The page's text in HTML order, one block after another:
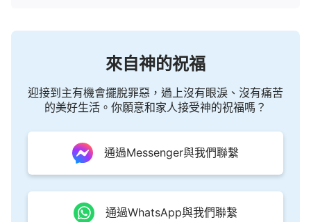
來自神的祝福
迎接到主有機會擺脫罪惡，過上沒有眼淚、沒有痛苦
的美好生活。你願意和家人接受神的祝福嗎？
通過Messenger與我們聯繫
通過WhatsApp與我們聯繫